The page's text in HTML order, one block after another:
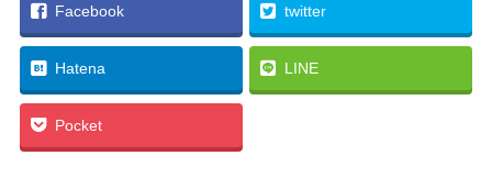
Facebook twitter
Hatena LINE
Pocket